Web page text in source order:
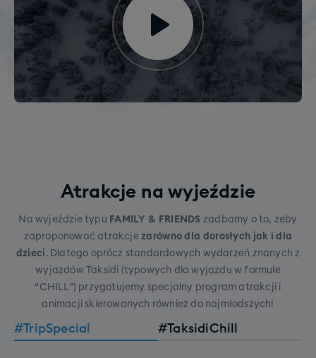
Atrakcje na wyjeździe
Na wyjeździe typu FAMILY & FRIENDS zadbamy o to, żeby
zaproponować atrakcjezarówno dla dorosłych jak i dla
dzieci . Dlatego oprócz standardowych wydarzeń znanych z
wyjazdów Taksidi (typowych dla wyjazdu w formule
“CHILL”) przygotujemy specjalny program atrakcji i
animacji skierowanych również do najmłodszych!
#TripSpecial #TaksidiChill